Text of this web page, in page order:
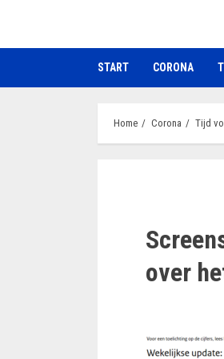
de
START CORONA
Home Corona Tijd
over